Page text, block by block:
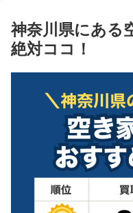
神奈川県にある
絶対ココ！